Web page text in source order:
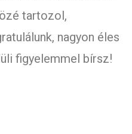
tartozol,
nagyon éles
figyelemmel bírsz!